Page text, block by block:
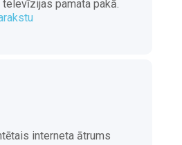
pamata pakā.
interneta ātrums